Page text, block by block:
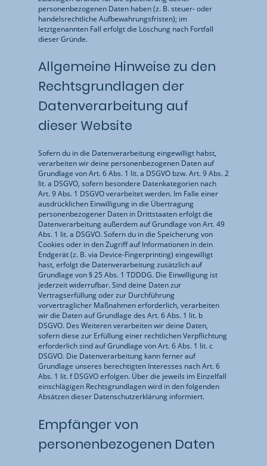
personenbezogenen Daten haben (z. B. steuer- oder
handelsrechtliche Aufbewahrungsfristen); im
letztgenannten Fall erfolgt die Löschung nach Fortfall
dieser Gründe.
Allgemeine Hinweise zu den
Rechtsgrundlagen der
Datenverarbeitung auf
dieser Website
Sofern du in die Datenverarbeitung eingewilligt habst,
verarbeiten wir deine personenbezogenen Daten auf
Grundlage von Art. 6 Abs. 1 lit. a DSGVO bzw. Art. 9 Abs. 2
lit. a DSGVO, sofern besondere Datenkategorien nach
Art. 9 Abs. 1 DSGVO verarbeitet werden. Im Falle einer
ausdrücklichen Einwilligung in die Übertragung
personenbezogener Daten in Drittstaaten erfolgt die
Datenverarbeitung außerdem auf Grundlage von Art. 49
Abs. 1 lit. a DSGVO. Sofern du in die Speicherung von
Cookies oder in den Zugriff auf Informationen in dein
Endgerät (z. B. via Device-Fingerprinting) eingewilligt
hast, erfolgt die Datenverarbeitung zusätzlich auf
Grundlage von § 25 Abs. 1 TDDDG. Die Einwilligung ist
jederzeit widerrufbar. Sind deine Daten zur
Vertragserfüllung oder zur Durchführung
vorvertraglicher Maßnahmen erforderlich, verarbeiten
wir die Daten auf Grundlage des Art. 6 Abs. 1 lit. b
DSGVO. Des Weiteren verarbeiten wir deine Daten,
sofern diese zur Erfüllung einer rechtlichen Verpflichtung
erforderlich sind auf Grundlage von Art. 6 Abs. 1 lit. c
DSGVO. Die Datenverarbeitung kann ferner auf
Grundlage unseres berechtigten Interesses nach Art. 6
Abs. 1 lit. f DSGVO erfolgen. Über die jeweils im Einzelfall
einschlägigen Rechtsgrundlagen wird in den folgenden
Absätzen dieser Datenschutzerklärung informiert.
Empfänger von
personenbezogenen Daten